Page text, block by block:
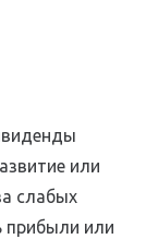
или
слабых
прибыли или